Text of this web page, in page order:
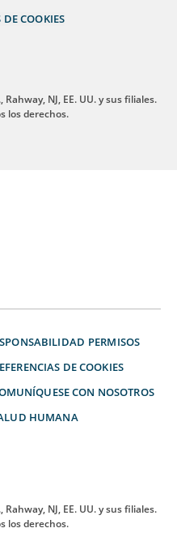
DE COOKIES
Rahway, NJ, EE. UU. y sus filiales.
los derechos.
PERMISOS
DE COOKIES
CON NOSOTROS
HUMANA
Rahway, NJ, EE. UU. y sus filiales.
los derechos.